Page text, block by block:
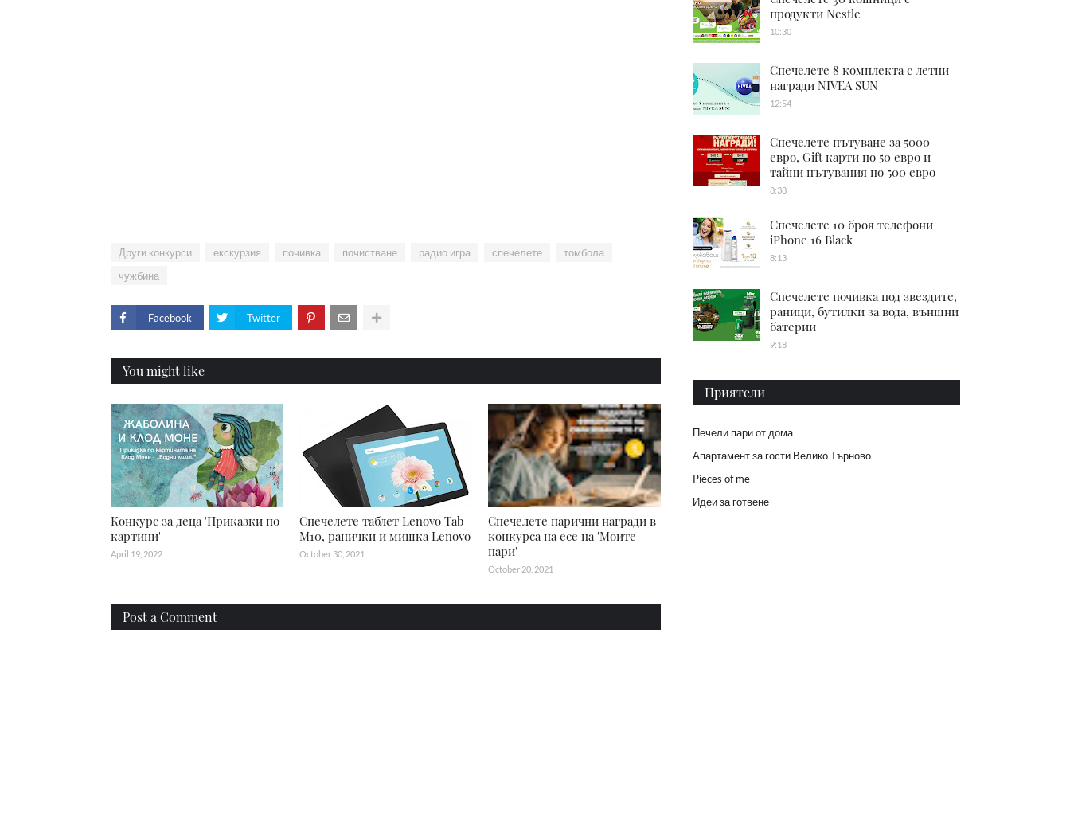
Други конкурси екскурзия почивка почистване радио игра спечелете
томбола
чужбина
Facebook Twitter
You might like
Конкурс за деца 'Приказки по
картини'
April 19, 2022
Спечелете таблет Lenovo Tab
M10, ранички и мишка Lenovo
October 30, 2021
Спечелете парични награди в
конкурса на есе на 'Моите
пари'
October 20, 2021
Post a Comment
продукти Nestle
10:30
Спечелете 8 комплекта с летни
награди NIVEA SUN
12:54
Спечелете пътуване за 5000
евро, Gift карти по 50 евро и
тайни пътувания по 500 евро
8:38
Спечелете 10 броя телефони
iPhone 16 Black
8:13
Спечелете почивка под звездите,
раници, бутилки за вода, външни
батерии
9:18
Приятели
Печели пари от дома
Апартамент за гости Велико Търново
Pieces of me
Идеи за готвене